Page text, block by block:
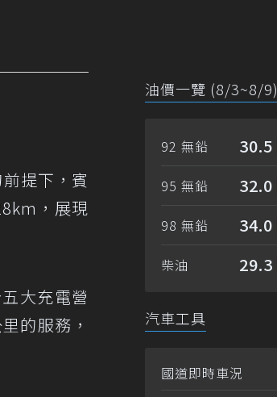
提下，賓
，展現
大充電營
的服務，
油價一覽 (8/3~8/9)
92 無鉛 30.5
95 無鉛 32.0
98 無鉛 34.0
柴油 29.3
汽車工具
國道即時車況